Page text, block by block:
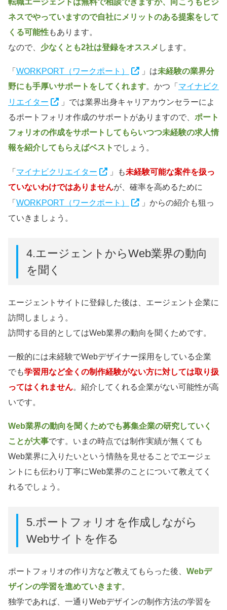
ネスでやっていますので自社にメリットのある提案をして
くる可能性もあります。
なので、 少なくとも2社は登録をオススメ します。
「 WORKPORT（ワークポート） 」は未経験の業界分
野にも手厚いサポートをしてくれます。かつ「 マイナビク
リエイター
」では業界出身キャリアカウンセラーによ
るポートフォリオ作成のサポートがありますので、 ポート
フォリオの作成をサポートしてもらいつつ未経験の求人情
報を紹介してもらえばベスト でしょう。
「 マイナビクリエイター 」も未経験可能な案件を扱っ
ていないわけではありませんが、確率を高めるために
「 WORKPORT（ワークポート）
」からの紹介も狙っ
ていきましょう。
4.エージェントからWeb業界の動向
を聞く
エージェントサイトに登録した後は、エージェント企業に
訪問しましょう。
訪問する目的としてはWeb業界の動向を聞くためです。
一般的には未経験でWebデザイナー採用をしている企業
でも学習用など全くの制作経験がない方に対しては取り扱
ってはくれません。紹介してくれる企業がない可能性が高
いです。
Web業界の動向を聞くためでも募集企業の研究していく
ことが大事です。いまの時点では制作実績が無くても
Web業界に入りたいという情熱を見せることでエージェ
ントにも伝わり丁寧にWeb業界のことについて教えてく
れるでしょう。
5.ポートフォリオを作成しながら
Webサイトを作る
ポートフォリオの作り方など教えてもらった後、 Webデ
ザインの学習を進めていきます。
独学であれば、一通りWebデザインの制作方法の学習を